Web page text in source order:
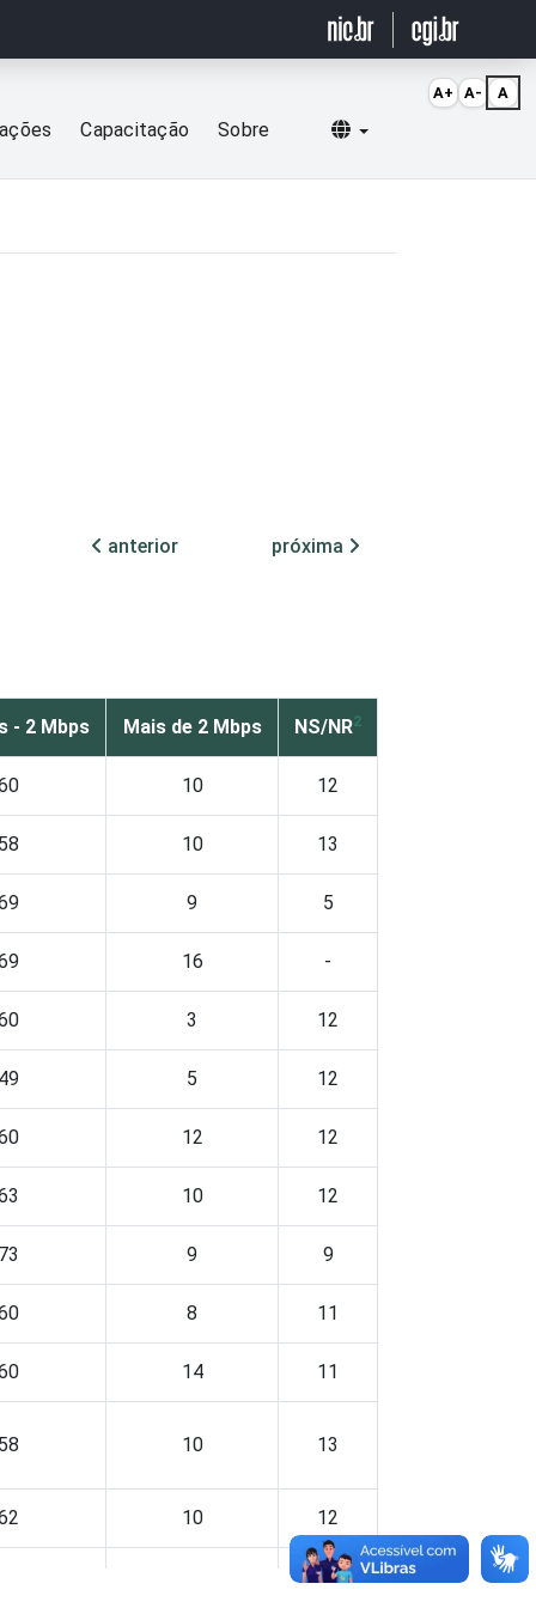
Capacitação Sobre Selecionar idioma
anterior
próxima
- 2 Mbps Mais de 2 Mbps NS/NR2
10 12
58 10 13
9 5
16 -
3 12
49 5 12
12 12
10 12
73 9 9
8 11
14 11
58 10 13
10 12
12
A+ A- A